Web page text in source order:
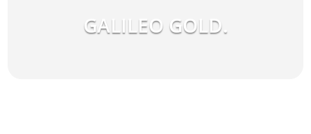
GALILEO GOLD.